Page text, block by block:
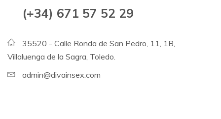
(+34) 671 57 52 29
35520 - Calle Ronda de San Pedro, 11, 1B,
Villaluenga de la Sagra, Toledo.
admin@divainsex.com